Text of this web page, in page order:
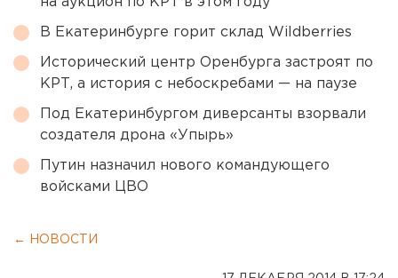
В Екатеринбурге горит склад Wildberries
Исторический центр Оренбурга застроят по
КРТ, а история с небоскребами — на паузе
Под Екатеринбургом диверсанты взорвали
создателя дрона «Упырь»
Путин назначил нового командующего
войсками ЦВО
← НОВОСТИ